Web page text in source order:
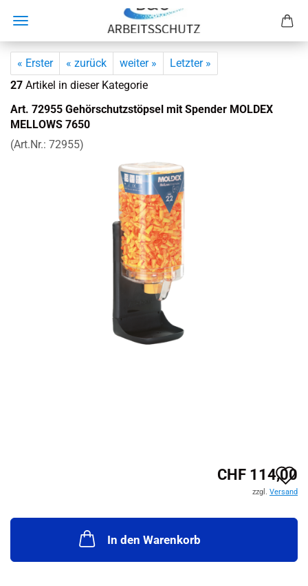
« Erster « zurück weiter »
Letzter »
27 Artikel in dieser Kategorie
Art. 72955 Ge­hör­schutz­stöp­sel mit Spen­der MOL­DEX
MEL­LOWS 7650
(Art.Nr.: 72955)
CHF 114,00
zzgl. Versand
In den Warenkorb